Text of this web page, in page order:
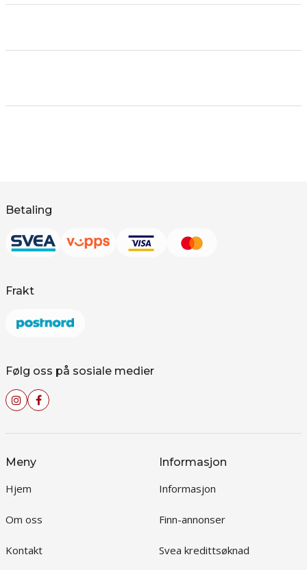
Betaling
Frakt
Følg oss på sosiale medier
Meny
Hjem
Om oss
Kontakt
Informasjon
Informasjon
Finn-annonser
Svea kredittsøknad